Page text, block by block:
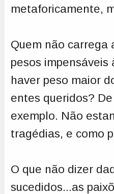
metaforicamente,
Quem não carrega
pesos impensáveis
haver peso maior
entes queridos?
exemplo. Não
tragédias, e como
O que não dizer
sucedidos...as